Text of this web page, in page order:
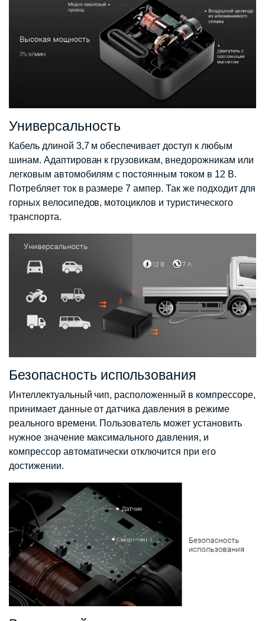
Универсальность
Кабель длиной 3,7 м обеспечивает доступ к любым
шинам. Адаптирован к грузовикам, внедорожникам или
легковым автомобилям с постоянным током в 12 В.
Потребляет ток в размере 7 ампер. Так же подходит для
горных велосипедов, мотоциклов и туристического
транспорта.
Безопасность использования
Интеллектуальный чип, расположенный в компрессоре,
принимает данные от датчика давления в режиме
реального времени. Пользователь может установить
нужное значение максимального давления, и
компрессор автоматически отключится при его
достижении.